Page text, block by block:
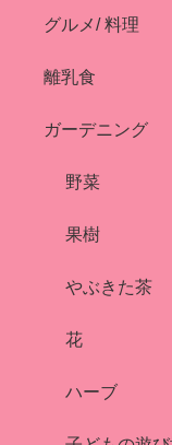
グルメ/ 料理
離乳食
ガーデニング
野菜
果樹
やぶきた茶
花
ハーブ